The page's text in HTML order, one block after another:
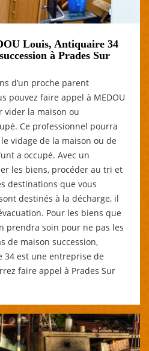
Louis, Antiquaire 34
à Prades Sur
d’un proche parent
pouvez faire appel à MEDOU
vider la maison ou
Ce professionnel pourra
vidage de la maison ou de
a occupé. Avec un
les biens, procéder au tri et
destinations que vous
destinés à la décharge, il
Pour les biens que
prendra soin pour ne pas les
de maison succession,
34 est une entreprise de
faire appel à Prades Sur